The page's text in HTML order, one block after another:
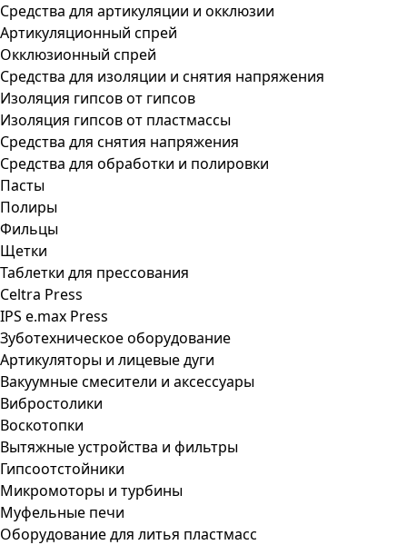
Средства для артикуляции и окклюзии
Артикуляционный спрей
Окклюзионный спрей
Средства для изоляции и снятия напряжения
Изоляция гипсов от гипсов
Изоляция гипсов от пластмассы
Средства для снятия напряжения
Средства для обработки и полировки
Пасты
Полиры
Фильцы
Щетки
Таблетки для прессования
Celtra Press
IPS e.max Press
Зуботехническое оборудование
Артикуляторы и лицевые дуги
Вакуумные смесители и аксессуары
Вибростолики
Воскотопки
Вытяжные устройства и фильтры
Гипсоотстойники
Микромоторы и турбины
Муфельные печи
Оборудование для литья пластмасс